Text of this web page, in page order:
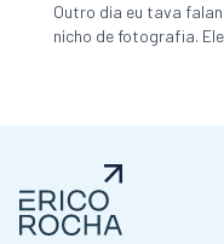
Outro dia eu tava
nicho de fotografia.